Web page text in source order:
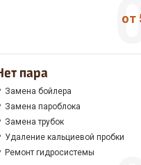
от
пара
Замена бойлера
Замена пароблока
Замена трубок
Удаление кальциевой пробки
Ремонт гидросистемы